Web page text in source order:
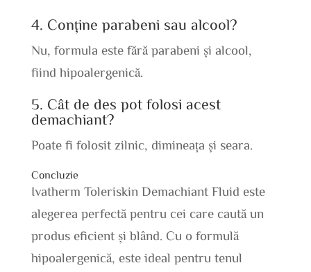
4. Conține parabeni sau alcool?
Nu, formula este fără parabeni și alcool,
fiind hipoalergenică.
5. Cât de des pot folosi acest
demachiant?
Poate fi folosit zilnic, dimineața și seara.
Concluzie
Ivatherm Toleriskin Demachiant Fluid este
alegerea perfectă pentru cei care caută un
produs eficient și blând. Cu o formulă
hipoalergenică, este ideal pentru tenul